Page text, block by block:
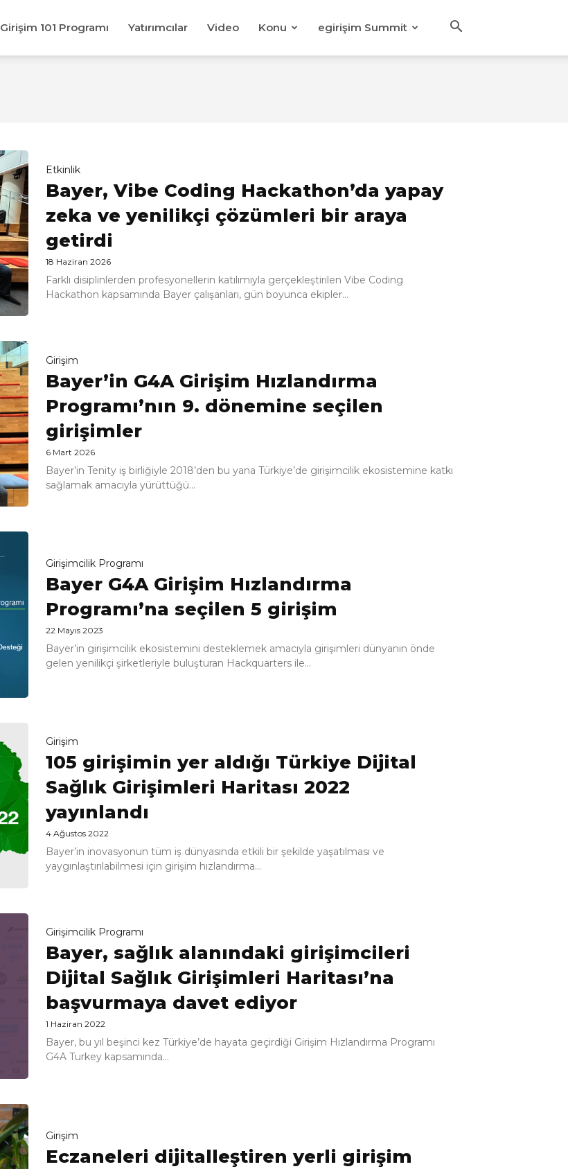
Girişim 101 Programı Yatırımcılar Video Konu egirişim Summit
Etkinlik
Bayer, Vibe Coding Hackathon’da yapay
zeka ve yenilikçi çözümleri bir araya
getirdi
18 Haziran 2026
Farklı disiplinlerden profesyonellerin katılımıyla gerçekleştirilen Vibe Coding
Hackathon kapsamında Bayer çalışanları, gün boyunca ekipler...
Girişim
Bayer’in G4A Girişim Hızlandırma
Programı’nın 9. dönemine seçilen
girişimler
6 Mart 2026
Bayer’in Tenity iş birliğiyle 2018’den bu yana Türkiye’de girişimcilik ekosistemine katkı
sağlamak amacıyla yürüttüğü...
Girişimcilik Programı
Bayer G4A Girişim Hızlandırma
Programı’na seçilen 5 girişim
22 Mayıs 2023
Bayer’in girişimcilik ekosistemini desteklemek amacıyla girişimleri dünyanın önde
gelen yenilikçi şirketleriyle buluşturan Hackquarters ile...
Girişim
105 girişimin yer aldığı Türkiye Dijital
Sağlık Girişimleri Haritası 2022
yayınlandı
4 Ağustos 2022
Bayer’in inovasyonun tüm iş dünyasında etkili bir şekilde yaşatılması ve
yaygınlaştırılabilmesi için girişim hızlandırma...
Girişimcilik Programı
Bayer, sağlık alanındaki girişimcileri
Dijital Sağlık Girişimleri Haritası’na
başvurmaya davet ediyor
1 Haziran 2022
Bayer, bu yıl beşinci kez Türkiye’de hayata geçirdiği Girişim Hızlandırma Programı
G4A Turkey kapsamında...
Girişim
Eczaneleri dijitalleştiren yerli girişim